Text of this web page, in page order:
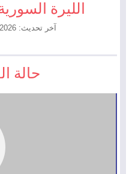
الليرة
آخر تحديث: 2026-08-07 17:30:14
حالة